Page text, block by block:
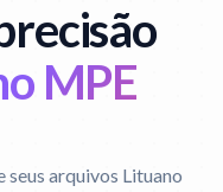
MPE
arquivos Lituano